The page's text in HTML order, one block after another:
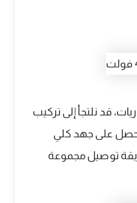
قد نلتجأ إلى تركيب
على التوالي حتى نحصل على جهد كلي
توضيحية لطريقة توصيل مجموعة